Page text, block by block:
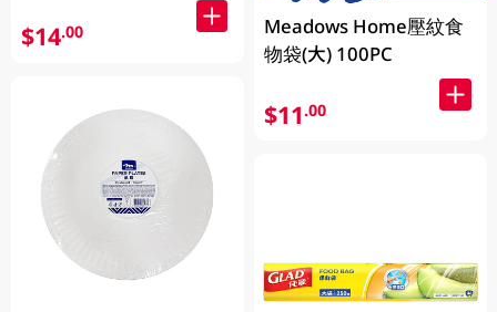
$14.00
Meadows Home壓紋食
物袋(大) 100PC
$11.00